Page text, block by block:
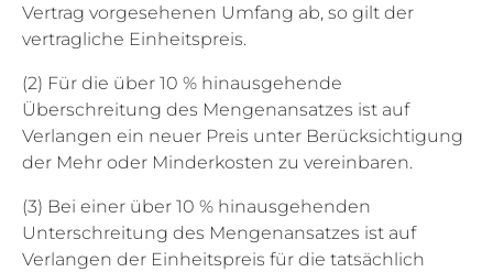
Vertrag vorgesehenen Umfang ab, so gilt der
vertragliche Einheitspreis.
(2) Für die über 10 % hinausgehende
Überschreitung des Mengenansatzes ist auf
Verlangen ein neuer Preis unter Berücksichtigung
der Mehr oder Minderkosten zu vereinbaren.
(3) Bei einer über 10 % hinausgehenden
Unterschreitung des Mengenansatzes ist auf
Verlangen der Einheitspreis für die tatsächlich